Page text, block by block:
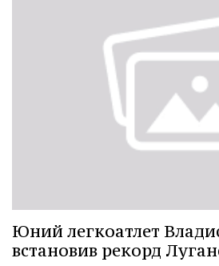
Юний легкоатлет
встановив рекорд